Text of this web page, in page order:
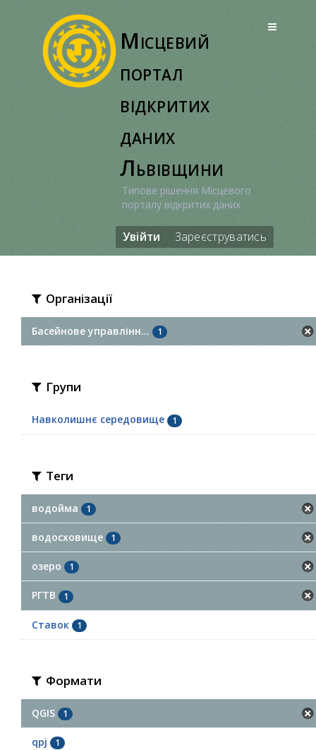
Місцевий
портал
відкритих
даних
Львівщини
Типове рішення Місцевого
порталу відкритих даних
Увійти Зареєструватись
Організації
Басейнове управлінн... 1
Групи
Навколишнє середовище 1
Теги
водойма 1
водосховище 1
озеро 1
РГТВ 1
Ставок 1
Формати
QGIS 1
qpj 1